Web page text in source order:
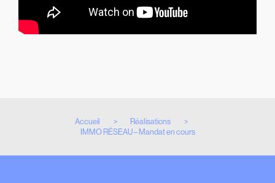
Accueil
Réalisations
IMMO RÉSEAU – Mandat en cours